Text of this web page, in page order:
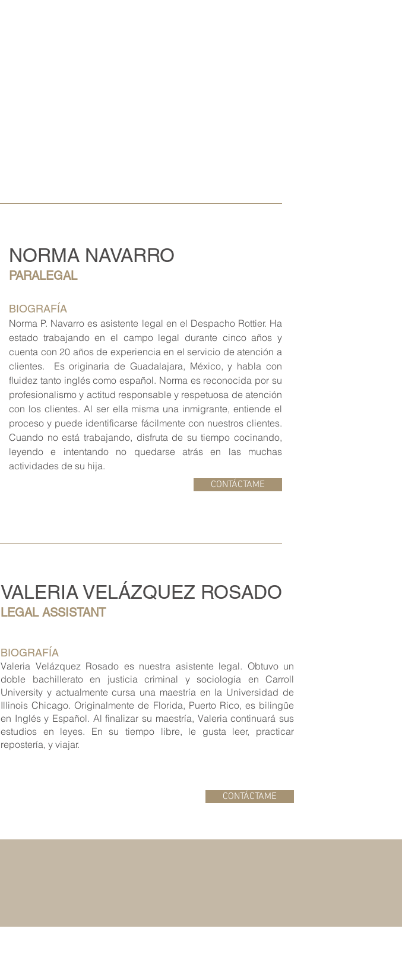
NORMA NAVARRO
PARALEGAL
BIOGRAFÍA
Norma P. Navarro es asistente legal en el Despacho Rottier. Ha
estado trabajando en el campo legal durante cinco años y
cuenta con 20 años de experiencia en el servicio de atención a
clientes. Es originaria de Guadalajara, México, y habla con
fluidez tanto inglés como español. Norma es reconocida por su
profesionalismo y actitud responsable y respetuosa de atención
con los clientes. Al ser ella misma una inmigrante, entiende el
proceso y puede identificarse fácilmente con nuestros clientes.
Cuando no está trabajando, disfruta de su tiempo cocinando,
leyendo e intentando no quedarse atrás en las muchas
actividades de su hija.
CONTÁCTAME
VALERIA VELÁZQUEZ ROSADO
LEGAL ASSISTANT
BIOGRAFÍA
Valeria Velázquez Rosado es nuestra asistente legal. Obtuvo un
doble bachillerato en justicia criminal y sociología en Carroll
University y actualmente cursa una maestría en la Universidad de
Illinois Chicago. Originalmente de Florida, Puerto Rico, es bilingüe
en Inglés y Español. Al finalizar su maestría, Valeria continuará sus
estudios en leyes. En su tiempo libre, le gusta leer, practicar
repostería, y viajar.
CONTÁCTAME